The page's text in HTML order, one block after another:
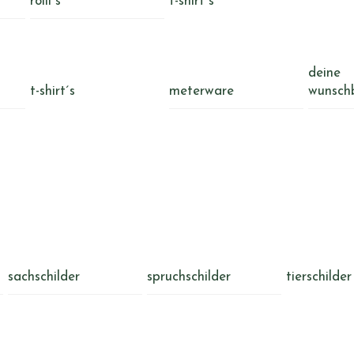
t-shirt´s meterware
deine
sachschilder spruchschilder tierschilder